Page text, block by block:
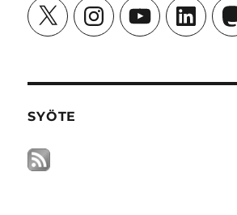
X InstagramYouTubeLinkedIn
SYÖTE